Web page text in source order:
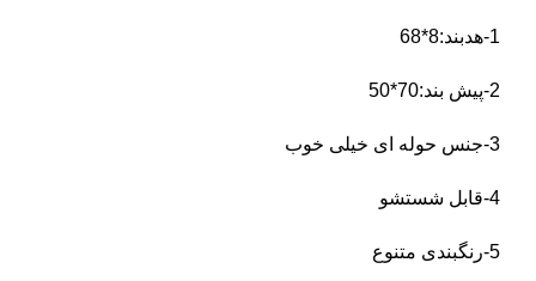
1-هدبند:8*68
2-پیش بند:70*50
3-جنس حوله ای خیلی خوب
4-قابل شستشو
5-رنگبندی متنوع